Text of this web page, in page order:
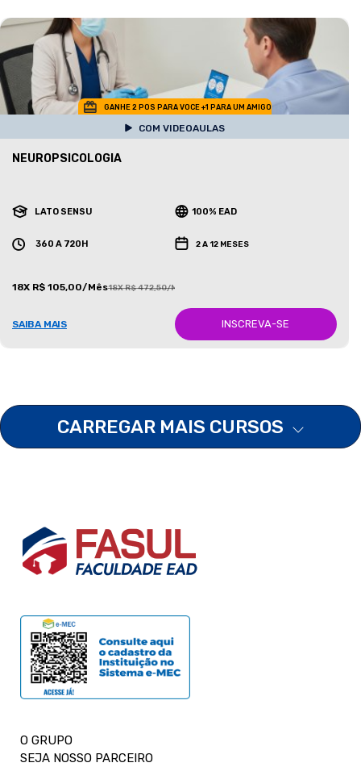
GANHE 2 POS PARA VOCE +1 PARA UM AMIGO
COM VIDEOAULAS
NEUROPSICOLOGIA
LATO SENSU 100% EAD
360 A 720H 2 A 12 MESES
18X R$ 105,00/Mês18X R$ 472,50/Mês
SAIBA MAIS INSCREVA-SE
CARREGAR MAIS CURSOS
O GRUPO
SEJA NOSSO PARCEIRO